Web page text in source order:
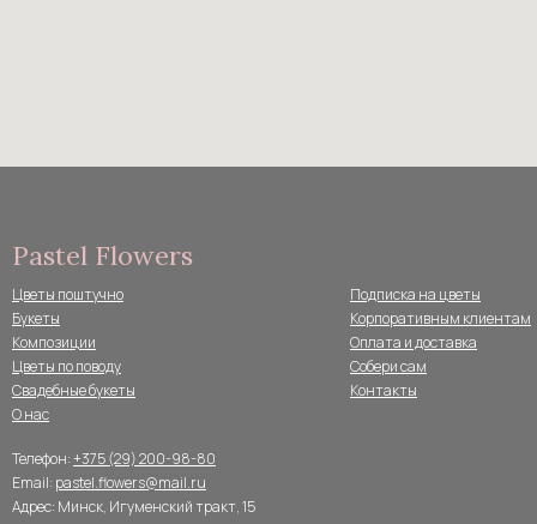
Телефон:+375 (29) 200-98-80
Email: pastel.flowers@mail.ru
Цветы поштучно
Адрес: Минск, Игуменский тракт, 15
Букеты
Композиции
Цветы по поводу
Свадебные букеты
Pastel Flowers
О нас
Подписка на цветы
Корпоративным клиентам
Оплата и доставка
Собери сам
Контакты